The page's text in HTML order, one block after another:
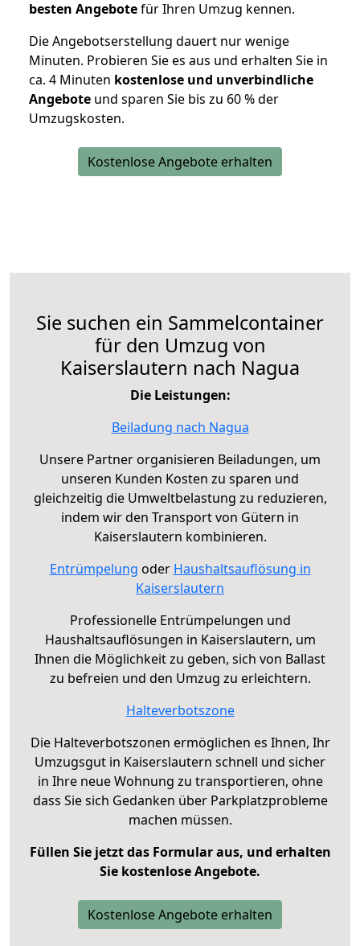
besten Angebotefür Ihren Umzug kennen.
Die Angebotserstellung dauert nur wenige
Minuten. Probieren Sie es aus und erhalten Sie in
ca. 4 Minuten kostenlose und unverbindliche
Angebote und sparen Sie bis zu 60 % der
Umzugskosten.
Kostenlose Angebote erhalten
Sie suchen ein Sammelcontainer
für den Umzug von
Kaiserslautern nach Nagua
Die Leistungen:
Beiladung nach Nagua
Unsere Partner organisieren Beiladungen, um
unseren Kunden Kosten zu sparen und
gleichzeitig die Umweltbelastung zu reduzieren,
indem wir den Transport von Gütern in
Kaiserslautern kombinieren.
Entrümpelung oder Haushaltsauflösung in
Kaiserslautern
Professionelle Entrümpelungen und
Haushaltsauflösungen in Kaiserslautern, um
Ihnen die Möglichkeit zu geben, sich von Ballast
zu befreien und den Umzug zu erleichtern.
Halteverbotszone
Die Halteverbotszonen ermöglichen es Ihnen, Ihr
Umzugsgut in Kaiserslautern schnell und sicher
in Ihre neue Wohnung zu transportieren, ohne
dass Sie sich Gedanken über Parkplatzprobleme
machen müssen.
Füllen Sie jetzt das Formular aus, und erhalten
Sie kostenlose Angebote.
Kostenlose Angebote erhalten